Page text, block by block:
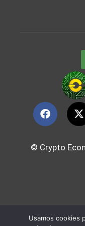
© Crypto
Usamos cookies